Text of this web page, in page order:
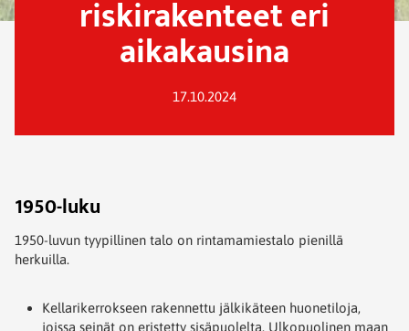
riskirakenteet eri
aikakausina
17.10.2024
1950-luku
1950-luvun tyypillinen talo on rintamamiestalo pienillä
herkuilla.
Kellarikerrokseen rakennettu jälkikäteen huonetiloja,
joissa seinät on eristetty sisäpuolelta. Ulkopuolinen maan